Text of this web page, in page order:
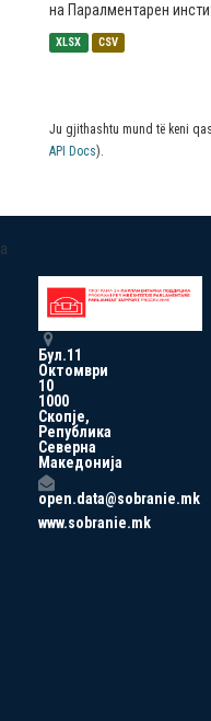
на Паралментарен
XLSX CSV
Ju gjithashtu mund të keni
API Docs).
a
Бул.11
Октомври
10
1000
Скопје,
Република
Северна
Македонија
open.data@sobranie.mk
www.sobranie.mk